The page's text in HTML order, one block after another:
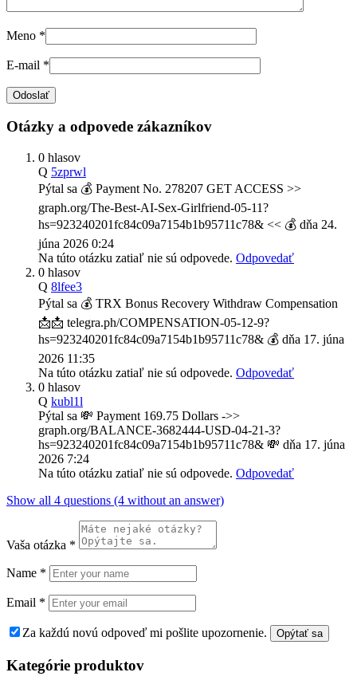
Meno *
E-mail *
Otázky a odpovede zákazníkov
0 hlasov
Q 5zprwl
Pýtal sa 💰 Payment No. 278207 GET ACCESS >>
graph.org/The-Best-AI-Sex-Girlfriend-05-11?
hs=923240201fc84c09a7154b1b95711c78& << 💰 dňa 24.
júna 2026 0:24
Na túto otázku zatiaľ nie sú odpovede. Odpovedať
0 hlasov
Q 8lfee3
Pýtal sa 💰 TRX Bonus Recovery Withdraw Compensation
📩📩 telegra.ph/COMPENSATION-05-12-9?
hs=923240201fc84c09a7154b1b95711c78& 💰 dňa 17. júna
2026 11:35
Na túto otázku zatiaľ nie sú odpovede. Odpovedať
0 hlasov
Q kubl1l
Pýtal sa 💸 Payment 169.75 Dollars ->>
graph.org/BALANCE-3682444-USD-04-21-3?
hs=923240201fc84c09a7154b1b95711c78& 💸 dňa 17. júna
2026 7:24
Na túto otázku zatiaľ nie sú odpovede. Odpovedať
Show all 4 questions (4 without an answer)
Vaša otázka *
Name *
Email *
Za každú novú odpoveď mi pošlite upozornenie.
Kategórie produktov